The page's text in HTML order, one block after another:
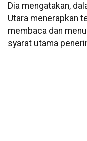
Dia mengatakan,
Utara menerapkan
membaca dan
syarat utama